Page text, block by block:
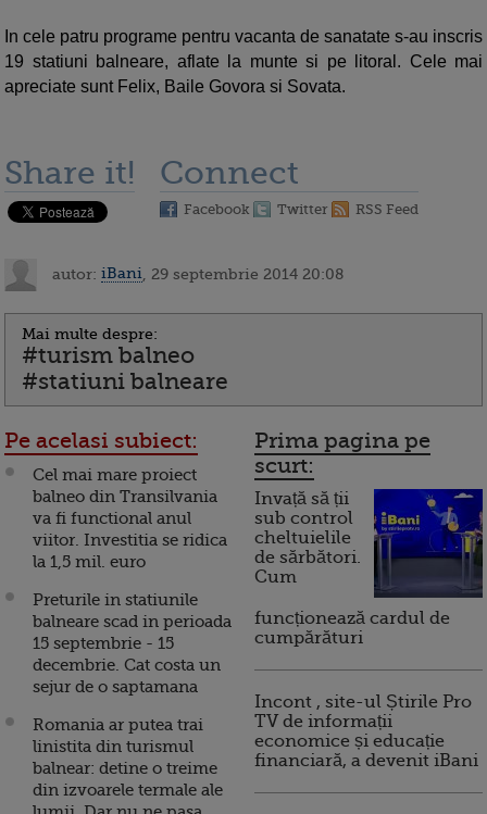
In cele patru programe pentru vacanta de sanatate s-au inscris
19 statiuni balneare, aflate la munte si pe litoral. Cele mai
apreciate sunt Felix, Baile Govora si Sovata.
Share it! Connect
Facebook Twitter RSS Feed
autor: iBani , 29 septembrie 2014 20:08
Mai multe despre:
#turism balneo
#statiuni balneare
Pe acelasi subiect:
Cel mai mare proiect
balneo din Transilvania
va fi functional anul
viitor. Investitia se ridica
la 1,5 mil. euro
Preturile in statiunile
balneare scad in perioada
15 septembrie - 15
decembrie. Cat costa un
sejur de o saptamana
Romania ar putea trai
linistita din turismul
balnear: detine o treime
din izvoarele termale ale
Prima pagina pe
scurt:
Invață să ții
sub control
cheltuielile
de sărbători.
Cum
funcționează cardul de
cumpărături
Incont , site-ul Știrile Pro
TV de informații
economice și educație
financiară, a devenit iBani